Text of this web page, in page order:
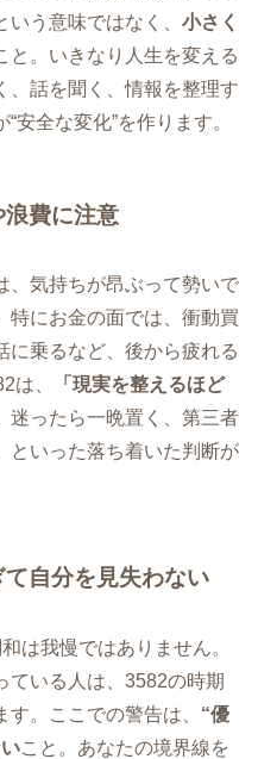
う意味ではなく、 小さく
と。いきなり人生を変える
、話を聞く、情報を整理す
安全な変化”を作ります。
費に注意
、気持ちが昂ぶって勢いで
特にお金の面では、衝動買
に乗るなど、後から疲れる
は、
「現実を整えるほど
迷ったら一晩置く、第三者
といった落ち着いた判断が
自分を見失わない
は我慢ではありません。
ている人は、3582の時期
。ここでの警告は、 “優
こと。あなたの境界線を